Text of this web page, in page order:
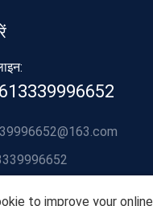
to improve your online